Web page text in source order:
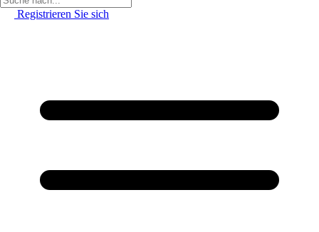
Registrieren Sie sich